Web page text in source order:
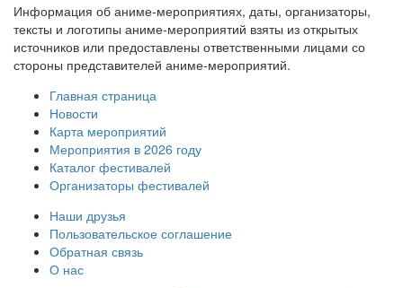
Информация об аниме-мероприятиях, даты, организаторы,
тексты и логотипы аниме-мероприятий взяты из открытых
источников или предоставлены ответственными лицами со
стороны представителей аниме-мероприятий.
Главная страница
Новости
Карта мероприятий
Мероприятия в 2026 году
Каталог фестивалей
Организаторы фестивалей
Наши друзья
Пользовательское соглашение
Обратная связь
О нас